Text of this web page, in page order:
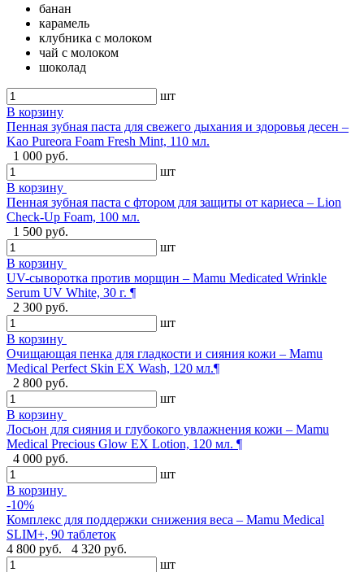
банан
карамель
клубника с молоком
чай с молоком
шоколад
шт
В корзину
Пенная зубная паста для свежего дыхания и здоровья десен –
Kao Pureora Foam Fresh Mint, 110 мл.
1 000 руб.
шт
В корзину
Пенная зубная паста с фтором для защиты от кариеса – Lion
Check-Up Foam, 100 мл.
1 500 руб.
шт
В корзину
UV-сыворотка против морщин – Mamu Medicated Wrinkle
Serum UV White, 30 г. ¶
2 300 руб.
шт
В корзину
Очищающая пенка для гладкости и сияния кожи – Mamu
Medical Perfect Skin EX Wash, 120 мл.¶
2 800 руб.
шт
В корзину
Лосьон для сияния и глубокого увлажнения кожи – Mamu
Medical Precious Glow EX Lotion, 120 мл. ¶
4 000 руб.
шт
В корзину
-10%
Комплекс для поддержки снижения веса – Mamu Medical
SLIM+, 90 таблеток
4 800 руб.
4 320 руб.
шт